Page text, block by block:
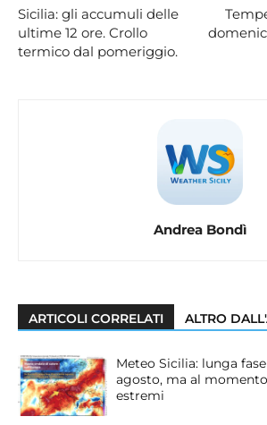
Sicilia: gli accumuli delle
ultime 12 ore. Crollo
termico dal pomeriggio.
Andrea Bondì
ARTICOLI CORRELATI ALTRO
Meteo Sicilia: lunga
agosto, ma al
estremi